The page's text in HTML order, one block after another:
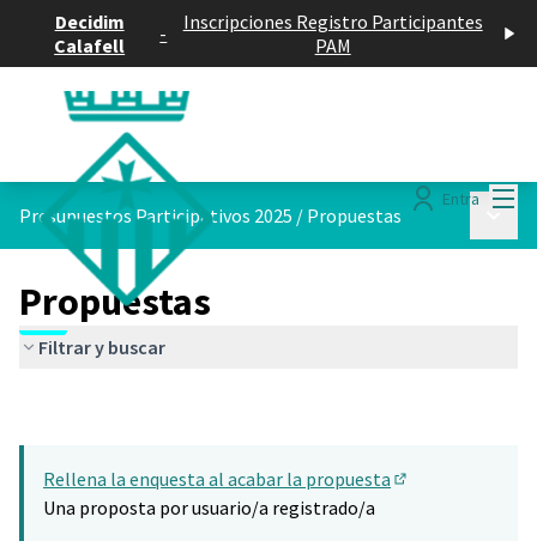
Decidim
Calafell
-
Inscripciones Registro Participantes
PAM
Entra
Presupuestos Participativos 2025 / Propuestas
Propuestas
Filtrar y buscar
Rellena la enquesta al acabar la propuesta
Una proposta por usuario/a registrado/a